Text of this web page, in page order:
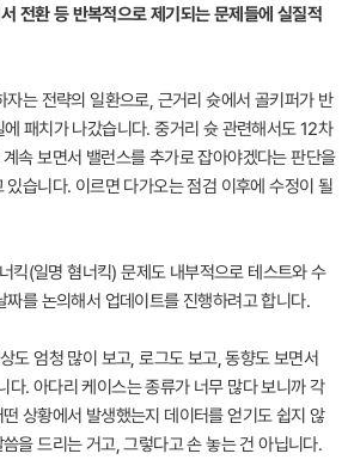
전환 등 반복적으로 제기되는 문제들에 실질적
자는 전략의 일환으로, 근거리 슛에서 골키퍼가 반
패치가 나갔습니다. 중거리 슛 관련해서도 12차
속 보면서 밸런스를 추가로 잡아야겠다는 판단을
습니다. 이르면 다가오는 점검 이후에 수정이 될
킥(일명 혐너킥) 문제도 내부적으로 테스트와 수
짜를 논의해서 업데이트를 진행하려고 합니다.
도 엄청 많이 보고, 로그도 보고, 동향도 보면서
다. 아다리 케이스는 종류가 너무 많다 보니까 각
상황에서 발생했는지 데이터를 얻기도 쉽지 않
을 드리는 거고, 그렇다고 손 놓는 건 아닙니다.